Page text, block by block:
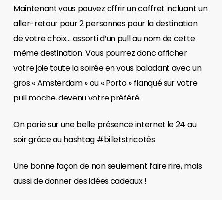
Maintenant vous pouvez offrir un coffret incluant un
aller-retour pour 2 personnes pour la destination
de votre choix… assorti d’un pull au nom de cette
même destination. Vous pourrez donc afficher
votre joie toute la soirée en vous baladant avec un
gros « Amsterdam » ou « Porto » flanqué sur votre
pull moche, devenu votre préféré.
On parie sur une belle présence internet le 24 au
soir grâce au hashtag #billetstricotés
Une bonne façon de non seulement faire rire, mais
aussi de donner des idées cadeaux !